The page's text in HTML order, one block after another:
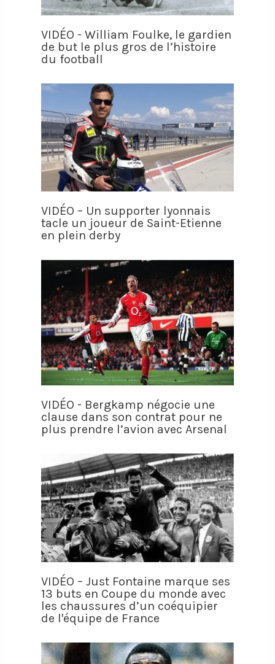
VIDÉO - William Foulke, le gardien
de but le plus gros de l’histoire
du football
VIDÉO – Un supporter lyonnais
tacle un joueur de Saint-Etienne
en plein derby
VIDÉO - Bergkamp négocie une
clause dans son contrat pour ne
plus prendre l’avion avec Arsenal
VIDÉO – Just Fontaine marque ses
13 buts en Coupe du monde avec
les chaussures d’un coéquipier
de l'équipe de France